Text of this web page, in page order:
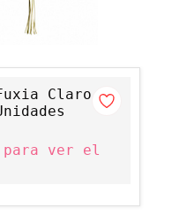
Claro
para ver el